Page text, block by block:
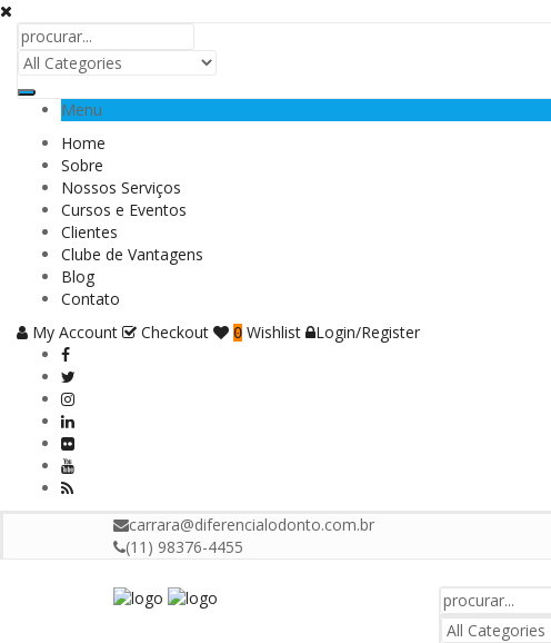
Menu
Home
Sobre
Nossos Serviços
Cursos e Eventos
Clientes
Clube de Vantagens
Blog
Contato
My Account
Checkout 0 Wishlist Login/Register
carrara@diferencialodonto.com.br
(11) 98376-4455